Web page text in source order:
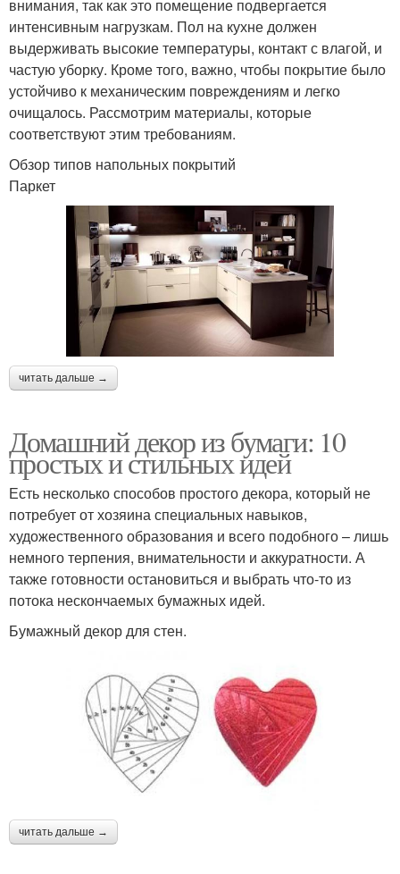
внимания, так как это помещение подвергается
интенсивным нагрузкам. Пол на кухне должен
выдерживать высокие температуры, контакт с влагой, и
частую уборку. Кроме того, важно, чтобы покрытие было
устойчиво к механическим повреждениям и легко
очищалось. Рассмотрим материалы, которые
соответствуют этим требованиям.
Обзор типов напольных покрытий
Паркет
читать дальше →
Домашний декор из бумаги: 10
простых и стильных идей
Есть несколько способов простого декора, который не
потребует от хозяина специальных навыков,
художественного образования и всего подобного – лишь
немного терпения, внимательности и аккуратности. А
также готовности остановиться и выбрать что-то из
потока нескончаемых бумажных идей.
Бумажный декор для стен.
читать дальше →